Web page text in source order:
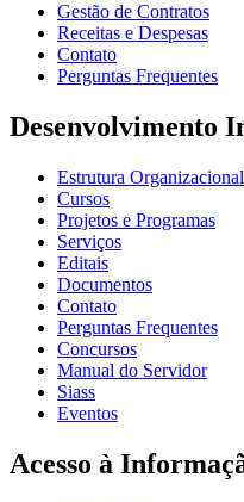
Gestão de Contratos
Receitas e Despesas
Contato
Perguntas Frequentes
Desenvolvimento
Estrutura Organizacional
Cursos
Projetos e Programas
Serviços
Editais
Documentos
Contato
Perguntas Frequentes
Concursos
Manual do Servidor
Siass
Eventos
Acesso à